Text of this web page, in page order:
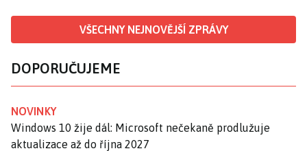
VŠECHNY NEJNOVĚJŠÍ ZPRÁVY
DOPORUČUJEME
NOVINKY
Windows 10 žije dál: Microsoft nečekaně prodlužuje
aktualizace až do října 2027